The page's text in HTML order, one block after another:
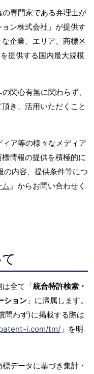
の専門家である弁理士が
ン株式会社」が提供す
企業、エリア、商標区
提供する国内最大規模
関心有無に関わらず、
き、活用いただくこと
ア等の様々なメディア
情報の提供を積極的に
の内容、提供条件等につ
』からお問い合わせく
は全て「統合特許検索・
ション 」に帰属します。
問わず)に掲載する際は
i.com/tm/ 」を明
データに基づき集計・